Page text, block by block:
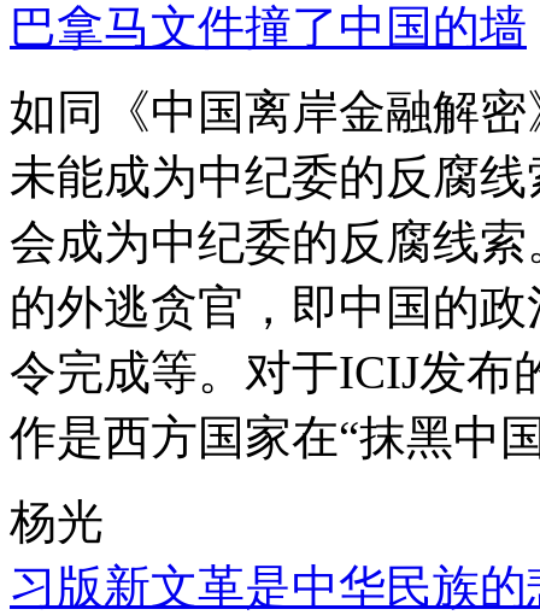
巴拿马文件撞了中国的墙
如同《中国离岸金融解
未能成为中纪委的反腐
会成为中纪委的反腐线
的外逃贪官，即中国的
令完成等。对于ICIJ发布
作是西方国家在“抹黑中
杨光
习版新文革是中华民族的